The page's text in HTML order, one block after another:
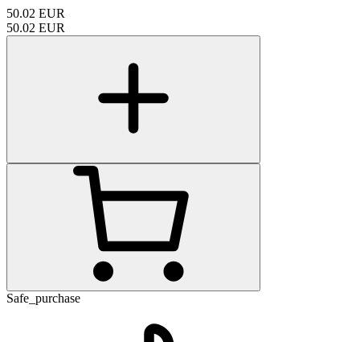
50.02 EUR
50.02 EUR
Safe_purchase